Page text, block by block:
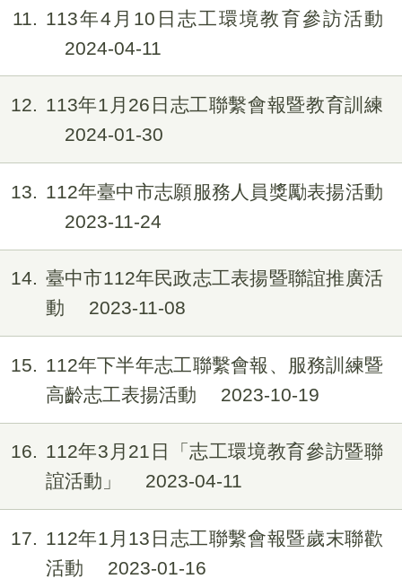
11
113年4月10日志工環境教育參訪活動
2024-04-11
12
113年1月26日志工聯繫會報暨教育訓練
2024-01-30
13
112年臺中市志願服務人員獎勵表揚活動
2023-11-24
14
臺中市112年民政志工表揚暨聯誼推廣活
動
2023-11-08
15
112年下半年志工聯繫會報、服務訓練暨
高齡志工表揚活動
2023-10-19
16
112年3月21日「志工環境教育參訪暨聯
誼活動」
2023-04-11
17
112年1月13日志工聯繫會報暨歲末聯歡
活動
2023-01-16